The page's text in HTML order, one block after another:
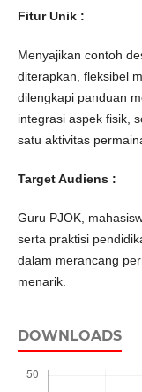
Fitur Unik :
Menyajikan contoh
diterapkan, fleksibel
dilengkapi panduan
integrasi aspek fisik,
satu aktivitas
Target Audiens :
Guru PJOK,
serta praktisi
dalam merancang
menarik.
DOWNLOADS